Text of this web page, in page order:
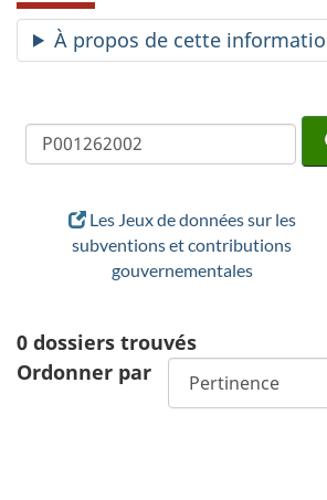
À propos de cette
Les Jeux de données sur les
subventions et contributions
gouvernementales
0 dossiers trouvés
Ordonner par